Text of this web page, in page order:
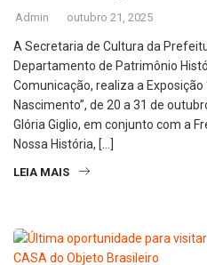
Admin outubro 21, 2025
A Secretaria de Cultura da
Departamento de Patrimônio
Comunicação, realiza a
Nascimento”, de 20 a 31 de
Glória Giglio, em conjunto com a
Nossa História, […]
LEIA MAIS